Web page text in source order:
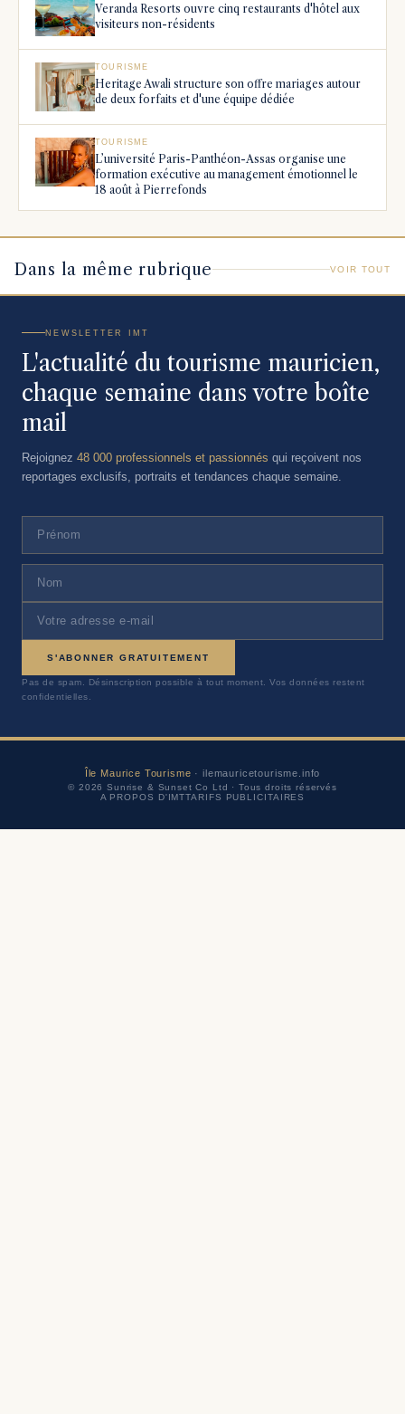
Veranda Resorts ouvre cinq restaurants d'hôtel aux
visiteurs non-résidents
TOURISME
Heritage Awali structure son offre mariages autour
de deux forfaits et d'une équipe dédiée
TOURISME
L’université Paris-Panthéon-Assas organise une
formation exécutive au management émotionnel le
18 août à Pierrefonds
Dans la même rubrique VOIR TOUT
NEWSLETTER IMT
L'actualité du tourisme mauricien,
chaque semaine dans votre boîte
mail
Rejoignez 48 000 professionnels et passionnés qui reçoivent nos
reportages exclusifs, portraits et tendances chaque semaine.
S'ABONNER GRATUITEMENT
Pas de spam. Désinscription possible à tout moment. Vos données restent
confidentielles.
Île Maurice Tourisme · ilemauricetourisme.info
© 2026 Sunrise & Sunset Co Ltd · Tous droits réservés
A PROPOS D'IMTTARIFS PUBLICITAIRES